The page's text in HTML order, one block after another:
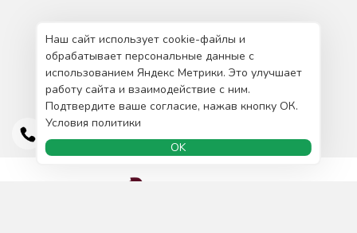
Наш сайт использует cookie-файлы и
обрабатывает персональные данные с
использованием Яндекс Метрики. Это улучшает
работу сайта и взаимодействие с ним.
Подтвердите ваше согласие, нажав кнопку ОК.
Условия политики
OK